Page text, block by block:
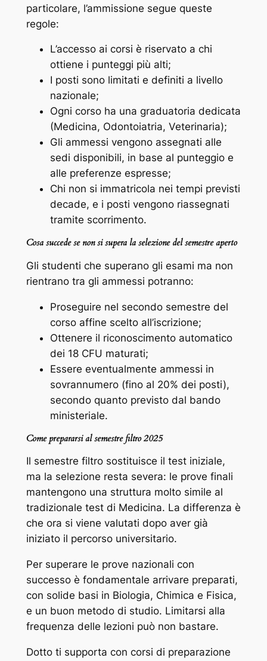
particolare, l’ammissione segue queste
regole:
L’accesso ai corsi è riservato a chi
ottiene i punteggi più alti;
I posti sono limitati e definiti a livello
nazionale;
Ogni corso ha una graduatoria dedicata
(Medicina, Odontoiatria, Veterinaria);
Gli ammessi vengono assegnati alle
sedi disponibili, in base al punteggio e
alle preferenze espresse;
Chi non si immatricola nei tempi previsti
decade, e i posti vengono riassegnati
tramite scorrimento.
Cosa succede se non si supera la selezione del semestre aperto
Gli studenti che superano gli esami ma non
rientrano tra gli ammessi potranno:
Proseguire nel secondo semestre del
corso affine scelto all’iscrizione;
Ottenere il riconoscimento automatico
dei 18 CFU maturati;
Essere eventualmente ammessi in
sovrannumero (fino al 20% dei posti),
secondo quanto previsto dal bando
ministeriale.
Come prepararsi al semestre filtro 2025
Il semestre filtro sostituisce il test iniziale,
ma la selezione resta severa: le prove finali
mantengono una struttura molto simile al
tradizionale test di Medicina. La differenza è
che ora si viene valutati dopo aver già
iniziato il percorso universitario.
Per superare le prove nazionali con
successo è fondamentale arrivare preparati,
con solide basi in Biologia, Chimica e Fisica,
e un buon metodo di studio. Limitarsi alla
frequenza delle lezioni può non bastare.
Dotto ti supporta con corsi di preparazione